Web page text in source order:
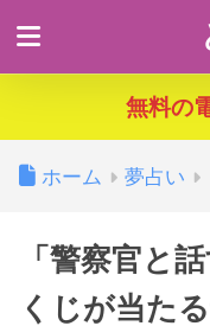
無料の
ホーム 夢占い
「警察官と
くじが当た